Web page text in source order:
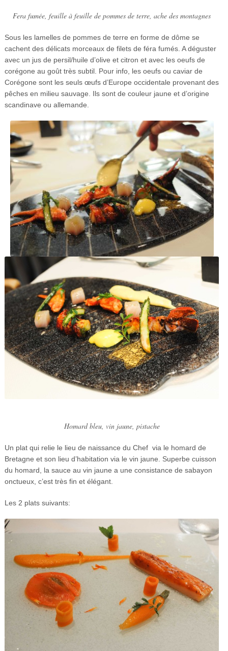
Fera fumée, feuille à feuille de pommes de terre, ache des montagnes
Sous les lamelles de pommes de terre en forme de dôme se
cachent des délicats morceaux de filets de féra fumés. A déguster
avec un jus de persil/huile d’olive et citron et avec les oeufs de
corégone au goût très subtil. Pour info, les oeufs ou caviar de
Corégone sont les seuls œufs d’Europe occidentale provenant des
pêches en milieu sauvage. Ils sont de couleur jaune et d’origine
scandinave ou allemande.
Homard bleu, vin jaune, pistache
Un plat qui relie le lieu de naissance du Chef via le homard de
Bretagne et son lieu d’habitation via le vin jaune. Superbe cuisson
du homard, la sauce au vin jaune a une consistance de sabayon
onctueux, c’est très fin et élégant.
Les 2 plats suivants: